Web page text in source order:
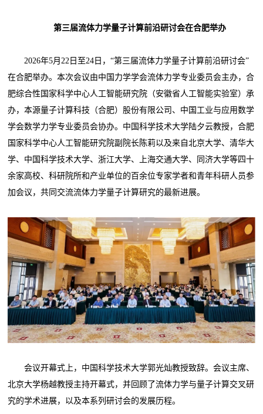
第三届流体力学量子计算前沿研讨会在合肥举办
2026年5月22日至24日，“第三届流体力学量子计算前沿研讨会”
在合肥举办。本次会议由中国力学学会流体力学专业委员会主办，合
肥综合性国家科学中心人工智能研究院（安徽省人工智能实验室）承
办，本源量子计算科技（合肥）股份有限公司、中国工业与应用数学
学会数学力学专业委员会协办。中国科学技术大学陆夕云教授，合肥
国家科学中心人工智能研究院副院长陈莉以及来自北京大学、清华大
学、中国科学技术大学、浙江大学、上海交通大学、同济大学等四十
余家高校、科研院所和产业单位的百余位专家学者和青年科研人员参
加会议，共同交流流体力学量子计算研究的最新进展。
会议开幕式上，中国科学技术大学郭光灿教授致辞。会议主席、
北京大学杨越教授主持开幕式，并回顾了流体力学与量子计算交叉研
究的学术进展，以及本系列研讨会的发展历程。